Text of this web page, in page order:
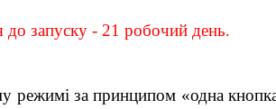
до запуску - 21 робочий день.
режимі за принципом «одна